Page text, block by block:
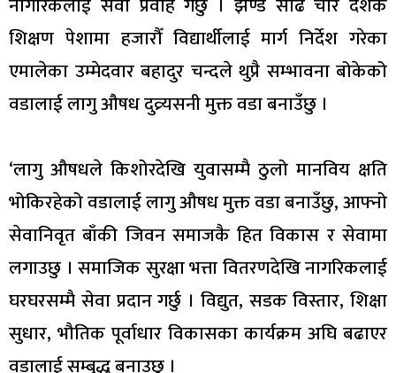
शिक्षण पेशामा हजारौँ विद्यार्थीलाई मार्ग निर्देश गरेका
एमालेका उम्मेदवार बहादुर चन्दले थुप्रै सम्भावना बोकेको
वडालाई लागु औषध दुव्र्यसनी मुक्त वडा बनाउँछु ।
‘लागु औषधले किशोरदेखि युवासम्मै ठुलो मानविय क्षति
भोकिरहेको वडालाई लागु औषध मुक्त वडा बनाउँछु, आफ्नो
सेवानिवृत बाँकी जिवन समाजकै हित विकास र सेवामा
लगाउछु । समाजिक सुरक्षा भत्ता वितरणदेखि नागरिकलाई
घरघरसम्मै सेवा प्रदान गर्छु । विद्युत, सडक विस्तार, शिक्षा
सुधार, भौतिक पूर्वाधार विकासका कार्यक्रम अघि बढाएर
वडालाई सम्बृद्ध बनाउछु ।